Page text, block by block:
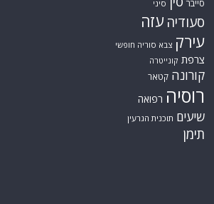
סייבר סיני
סעודיה עזה
עירק צבא סוריה חופשי
צרפת קונייטרה
קורונה קטאר
רוסיה רפואה
שיעים תוכנית הגרעין
תימן